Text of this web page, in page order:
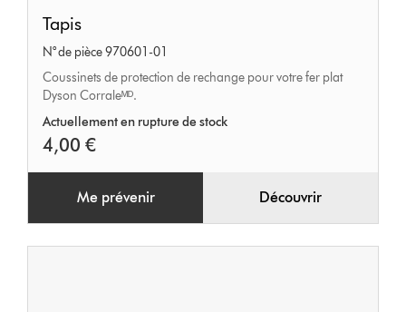
Tapis
N° de pièce 970601-01
Coussinets de protection de rechange pour votre fer plat
Dyson Corraleᴹᴰ.
Actuellement en rupture de stock
4,00 €
Me prévenir Découvrir